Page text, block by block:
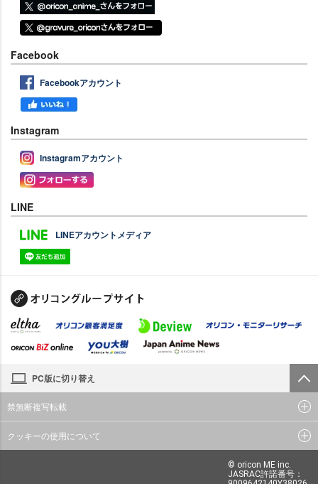
Facebook
Facebookアカウント
Instagram
Instagramアカウント
LINE
LINEアカウントメディア
PC版に切り替え
禁無断複写転載
クッキーの使用について
© oricon ME inc.
JASRAC許諾番号：